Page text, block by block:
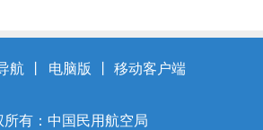
航 丨 电脑版 丨 移动客户端
所有：中国民用航空局